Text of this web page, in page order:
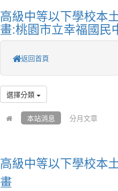
高級中等以下學校本
畫:桃園市立幸福國民
返回首頁
選擇分類
本站消息 分月文章
高級中等以下學校本
畫